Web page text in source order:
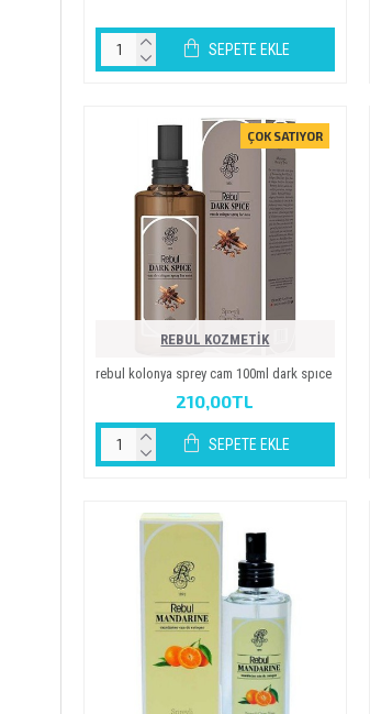
SEPETE EKLE
ÇOK SATIYOR
REBUL KOZMETİK
rebul kolonya sprey cam 100ml dark spice
210,00TL
SEPETE EKLE